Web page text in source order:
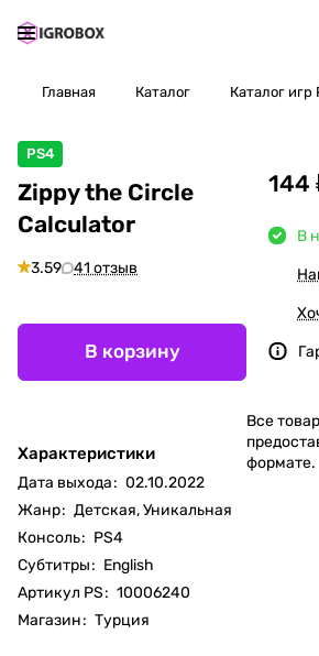
Главная Каталог Каталог
PS4
Zippy the Circle
Calculator
3.59 41 отзыв
В корзину
Характеристики
Дата выхода: 02.10.2022
Жанр: Детская, Уникальная
Консоль: PS4
Субтитры: English
Артикул PS: 10006240
Магазин: Турция
144
В
Все
формате.